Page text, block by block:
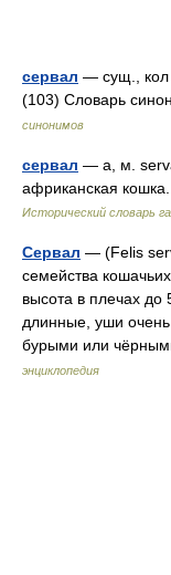
сервал — сущ., кол
(103) Словарь
синонимов
сервал — а, м.
африканская
Исторический словарь
Сервал — (Felis
семейства
высота в плечах до
длинные, уши
бурыми или
энциклопедия